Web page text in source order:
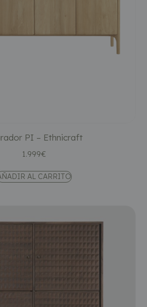
PI – Ethnicraft
1.999€
AL CARRITO